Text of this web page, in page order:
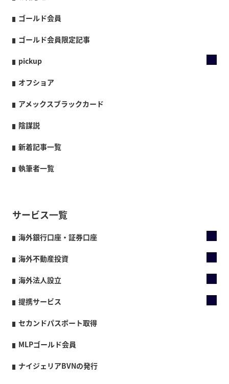
ゴールド会員
ゴールド会員限定記事
pickup
オフショア
アメックスブラックカード
陰謀説
新着記事一覧
執筆者一覧
サービス一覧
海外銀行口座・証券口座
海外不動産投資
海外法人設立
提携サービス
セカンドパスポート取得
MLPゴールド会員
ナイジェリアBVNの発行